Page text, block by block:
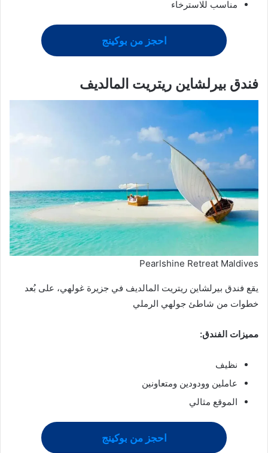
مناسب للاسترخاء
احجز من بوكينج
فندق بيرلشاين ريتريت المالديف
Pearlshine Retreat Maldives
يقع فندق بيرلشاين ريتريت المالديف في جزيرة غولهي، على بُعد
خطوات من شاطئ جولهي الرملي
مميزات الفندق:
نظيف
عاملين وودودين ومتعاونين
الموقع مثالي
احجز من بوكينج